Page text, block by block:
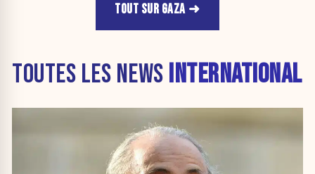
TOUT SUR GAZA
TOUTES LES NEWS INTERNATIONAL